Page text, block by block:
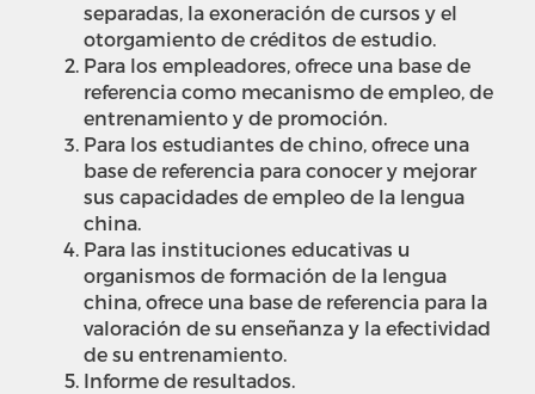
separadas, la exoneración de cursos y el
otorgamiento de créditos de estudio.
Para los empleadores, ofrece una base de
referencia como mecanismo de empleo, de
entrenamiento y de promoción.
Para los estudiantes de chino, ofrece una
base de referencia para conocer y mejorar
sus capacidades de empleo de la lengua
china.
Para las instituciones educativas u
organismos de formación de la lengua
china, ofrece una base de referencia para la
valoración de su enseñanza y la efectividad
de su entrenamiento.
Informe de resultados.